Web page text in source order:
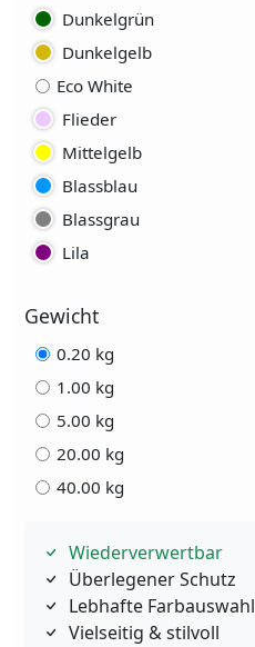
Dunkelgrün
Dunkelgelb
Eco White
Flieder
Mittelgelb
Blassblau
Blassgrau
Lila
Gewicht
0.20 kg
1.00 kg
5.00 kg
20.00 kg
40.00 kg
Wiederverwertbar
Überlegener Schutz
Lebhafte Farbauswahl
Vielseitig & stilvoll